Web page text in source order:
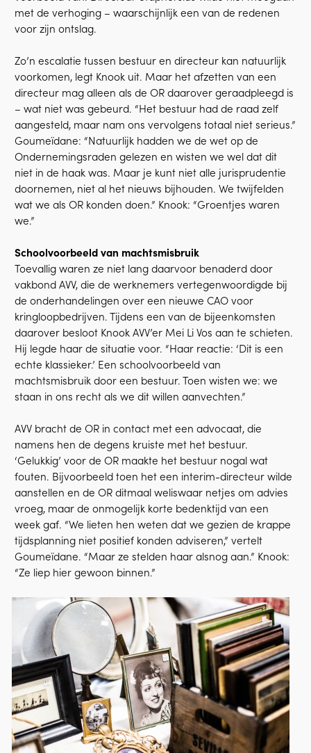
met de verhoging – waarschijnlijk een van de redenen
voor zijn ontslag.
Zo’n escalatie tussen bestuur en directeur kan natuurlijk
voorkomen, legt Knook uit. Maar het afzetten van een
directeur mag alleen als de OR daarover geraadpleegd is
– wat niet was gebeurd. “Het bestuur had de raad zelf
aangesteld, maar nam ons vervolgens totaal niet serieus.”
Goumeïdane: “Natuurlijk hadden we de wet op de
Ondernemingsraden gelezen en wisten we wel dat dit
niet in de haak was. Maar je kunt niet alle jurisprudentie
doornemen, niet al het nieuws bijhouden. We twijfelden
wat we als OR konden doen.” Knook: “Groentjes waren
we.”
Schoolvoorbeeld van machtsmisbruik
Toevallig waren ze niet lang daarvoor benaderd door
vakbond AVV, die de werknemers vertegenwoordigde bij
de onderhandelingen over een nieuwe CAO voor
kringloopbedrijven. Tijdens een van de bijeenkomsten
daarover besloot Knook AVV’er Mei Li Vos aan te schieten.
Hij legde haar de situatie voor. “Haar reactie: ‘Dit is een
echte klassieker.’ Een schoolvoorbeeld van
machtsmisbruik door een bestuur. Toen wisten we: we
staan in ons recht als we dit willen aanvechten.”
AVV bracht de OR in contact met een advocaat, die
namens hen de degens kruiste met het bestuur.
‘Gelukkig’ voor de OR maakte het bestuur nogal wat
fouten. Bijvoorbeeld toen het een interim-directeur wilde
aanstellen en de OR ditmaal weliswaar netjes om advies
vroeg, maar de onmogelijk korte bedenktijd van een
week gaf. “We lieten hen weten dat we gezien de krappe
tijdsplanning niet positief konden adviseren,” vertelt
Goumeïdane. “Maar ze stelden haar alsnog aan.” Knook:
“Ze liep hier gewoon binnen.”